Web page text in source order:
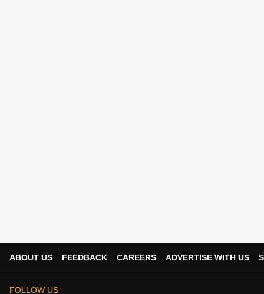
ABOUT US FEEDBACK CAREERS ADVERTISE WITH US
FOLLOW US